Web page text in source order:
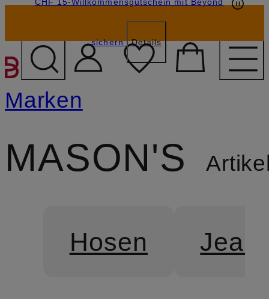
ZUM HAUPTINHALT
sichern Details
Marken
MASON'S
Hosen